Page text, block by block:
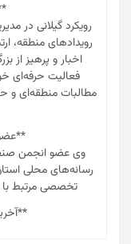
رویکرد گیلانی در
رویدادهای منطقه،
اخبار و پرهیز از
فعالیت حرفه‌ای
مطالبات منطقه‌ای و
وی عضو انجمن صنفی
رسانه‌های محلی
تخصصی مرتبط با